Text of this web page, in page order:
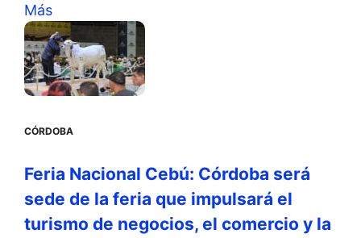
Más
CÓRDOBA
Feria Nacional Cebú: Córdoba será
sede de la feria que impulsará el
turismo de negocios, el comercio y la